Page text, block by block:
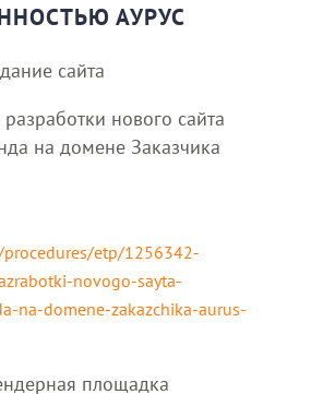
АУРУС
сайта
разработки нового сайта
на домене Заказчика
etp/1256342-
novogo-sayta-
na-domene-zakazchika-aurus-
площадка